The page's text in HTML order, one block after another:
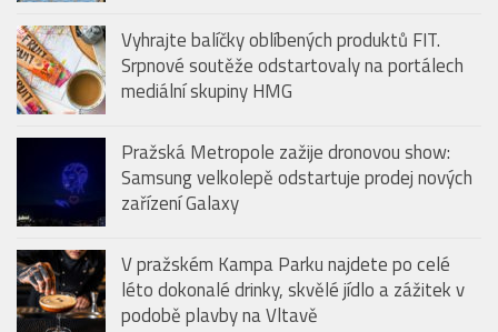
Vyhrajte balíčky oblíbených produktů FIT.
Srpnové soutěže odstartovaly na portálech
mediální skupiny HMG
Pražská Metropole zažije dronovou show:
Samsung velkolepě odstartuje prodej nových
zařízení Galaxy
V pražském Kampa Parku najdete po celé
léto dokonalé drinky, skvělé jídlo a zážitek v
podobě plavby na Vltavě